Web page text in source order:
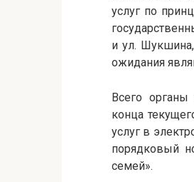
услуг по
и ул.
ожидания
Всего
конца
услуг в
порядковый
семей».